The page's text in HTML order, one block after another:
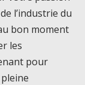
l’industrie du
bon moment
les
pour